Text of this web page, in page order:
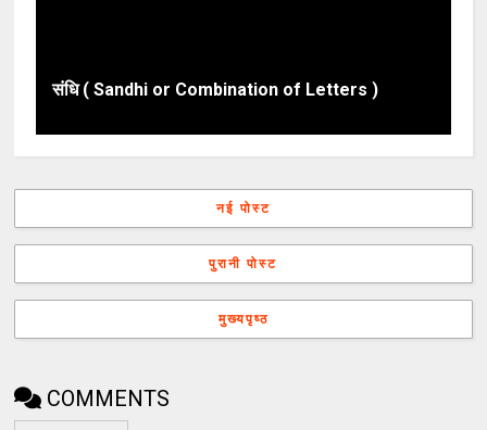
संधि ( Sandhi or Combination of Letters )
नई पोस्ट
पुरानी पोस्ट
मुख्यपृष्ठ
COMMENTS